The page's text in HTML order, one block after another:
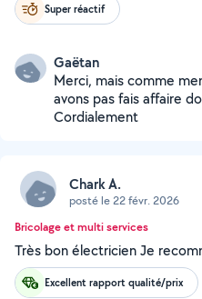
Super réactif
Gaëtan
Merci, mais comme
avons pas fais affaire
Cordialement
Chark A.
posté le 22 févr. 2026
Bricolage et multi services
Très bon électricien Je
Excellent rapport qualité/prix